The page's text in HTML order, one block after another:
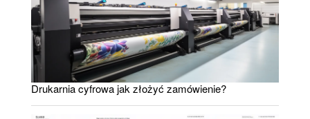
Drukarnia cyfrowa jak złożyć zamówienie?